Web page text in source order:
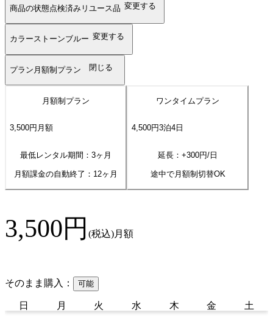
商品の状態点検済みリユース品 変更する
カラーストーンブルー 変更する
プラン 月額制プラン 閉じる
月額制プラン
3,500円 月額
最低レンタル期間：3ヶ月
月額課金の自動終了： 12ヶ月
ワンタイムプラン
4,500円3泊4 日
延長：+300円/日
途中で月額制切替OK
3,500円 (税込)月額
そのまま購入： 可能
日 月 火 水 木 金 土